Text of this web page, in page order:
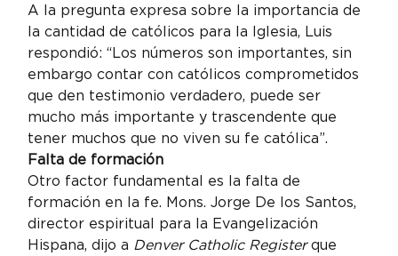
A la pregunta expresa sobre la importancia de
la cantidad de católicos para la Iglesia, Luis
respondió: “Los números son importantes, sin
embargo contar con católicos comprometidos
que den testimonio verdadero, puede ser
mucho más importante y trascendente que
tener muchos que no viven su fe católica”.
Falta de formación
Otro factor fundamental es la falta de
formación en la fe. Mons. Jorge De los Santos,
director espiritual para la Evangelización
Hispana, dijo a Denver Catholic Register que